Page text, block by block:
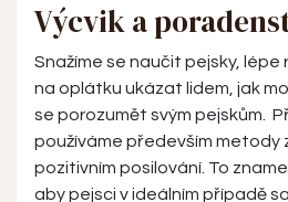
Výcvik a
Snažíme se naučit pejsky, lépe
na oplátku ukázat lidem, jak
se porozumět svým pejskům.
používáme především metody
pozitivním posilování. To
aby pejsci v ideálním případě